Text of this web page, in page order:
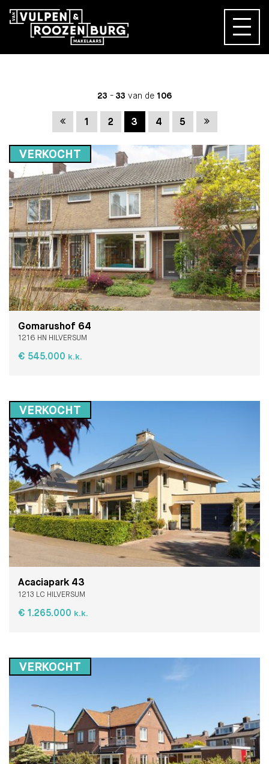
23 - 33 van de 106
Vorige
1 2 3 4 5 Volgende
VERKOCHT
Gomarushof 64
1216 HN HILVERSUM
€ 545.000 k.k.
VERKOCHT
Acaciapark 43
1213 LC HILVERSUM
€ 1.265.000 k.k.
VERKOCHT